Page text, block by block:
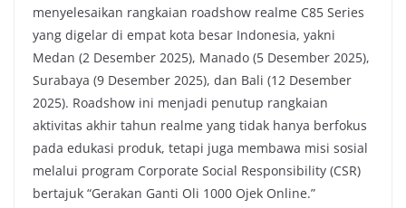
e
b
o
o
k
t
t
e
r
t
s
A
p
p
y
L
i
n
k
menyelesaikan rangkaian roadshow realme C85 Series
yang digelar di empat kota besar Indonesia, yakni
Medan (2 Desember 2025), Manado (5 Desember 2025),
Surabaya (9 Desember 2025), dan Bali (12 Desember
2025). Roadshow ini menjadi penutup rangkaian
aktivitas akhir tahun realme yang tidak hanya berfokus
pada edukasi produk, tetapi juga membawa misi sosial
melalui program Corporate Social Responsibility (CSR)
bertajuk “Gerakan Ganti Oli 1000 Ojek Online.”